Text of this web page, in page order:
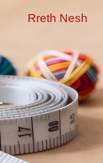
Rreth Nesh